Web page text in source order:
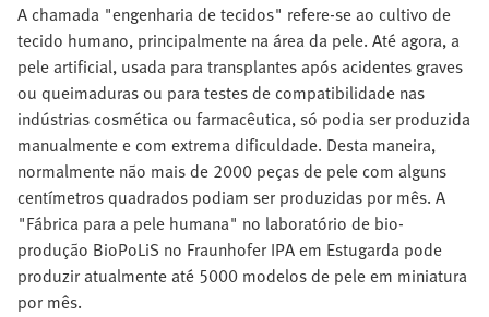
A chamada "engenharia de tecidos" refere-se ao cultivo de
tecido humano, principalmente na área da pele. Até agora, a
pele artificial, usada para transplantes após acidentes graves
ou queimaduras ou para testes de compatibilidade nas
indústrias cosmética ou farmacêutica, só podia ser produzida
manualmente e com extrema dificuldade. Desta maneira,
normalmente não mais de 2000 peças de pele com alguns
centímetros quadrados podiam ser produzidas por mês. A
"Fábrica para a pele humana" no laboratório de bio-
produção BioPoLiS no Fraunhofer IPA em Estugarda pode
produzir atualmente até 5000 modelos de pele em miniatura
por mês.